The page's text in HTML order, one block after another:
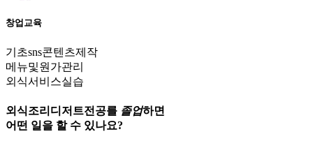
창업교육
기초sns콘텐츠제작
메뉴및원가관리
외식서비스실습
외식조리디저트전공를 졸업하면
어떤 일 을 할 수 있나요?